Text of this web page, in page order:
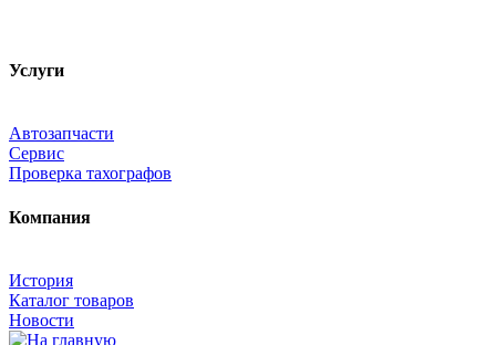
Услуги
Автозапчасти
Сервис
Проверка тахографов
Компания
История
Каталог товаров
Новости